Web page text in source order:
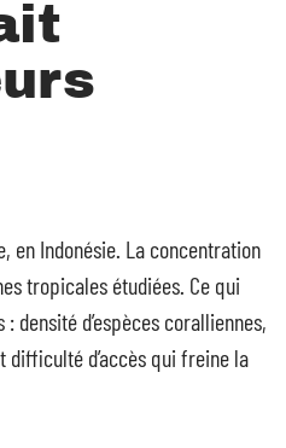
en Indonésie. La concentration
tropicales étudiées. Ce qui
densité d’espèces coralliennes,
d’accès qui freine la